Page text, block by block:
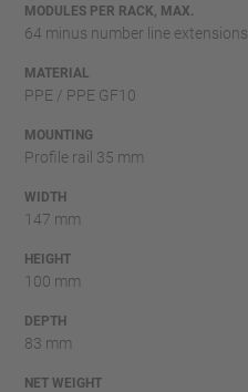
MODULES PER RACK, MAX.
64 minus number line extensions
MATERIAL
PPE / PPE GF10
MOUNTING
Profile rail 35 mm
WIDTH
147 mm
HEIGHT
100 mm
DEPTH
83 mm
NET WEIGHT